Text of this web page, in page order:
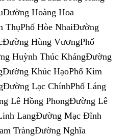
Hoàng Hoa
ThụPhố Hòe NhaiĐường
Hùng VươngPhố
Huỳnh Thúc KhángĐường
Khúc HạoPhố Kim
Lạc ChínhPhố Láng
Lê Hồng PhongĐường Lê
LangĐường Mạc Đĩnh
TràngĐường Nghĩa